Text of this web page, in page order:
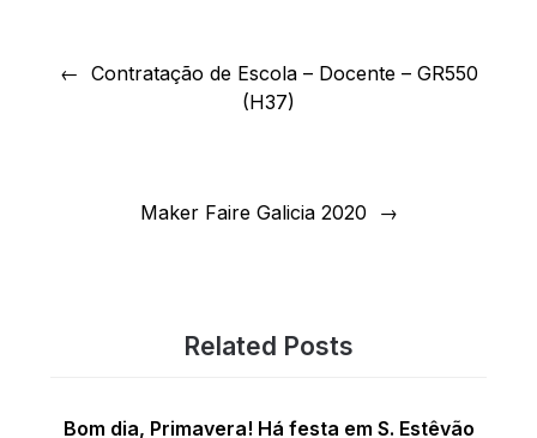
Contratação de Escola – Docente – GR550
(H37)
Maker Faire Galicia 2020
Related Posts
Bom dia, Primavera! Há festa em S. Estêvão